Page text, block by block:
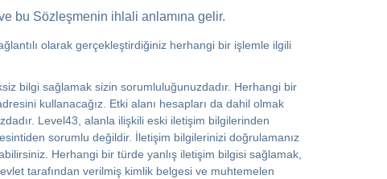
bu Sözleşmenin ihlali anlamına gelir.
olarak gerçekleştirdiğiniz herhangi bir işlemle ilgili
bilgi sağlamak sizin sorumluluğunuzdadır. Herhangi bir
kullanacağız. Etki alanı hesapları da dahil olmak
Level43, alanla ilişkili eski iletişim bilgilerinden
sorumlu değildir. İletişim bilgilerinizi doğrulamanız
Herhangi bir türde yanlış iletişim bilgisi sağlamak,
tarafından verilmiş kimlik belgesi ve muhtemelen